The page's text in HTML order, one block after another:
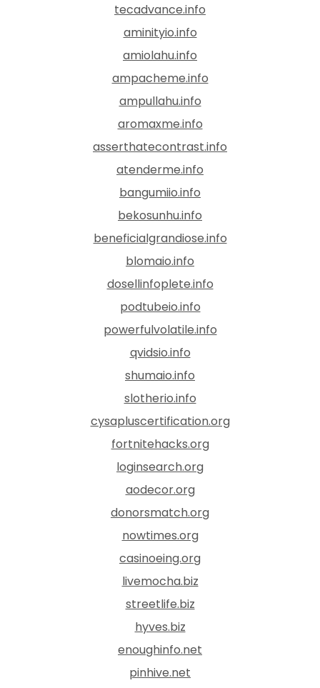
tecadvance.info
aminityio.info
amiolahu.info
ampacheme.info
ampullahu.info
aromaxme.info
asserthatecontrast.info
atenderme.info
bangumiio.info
bekosunhu.info
beneficialgrandiose.info
blomaio.info
dosellinfoplete.info
podtubeio.info
powerfulvolatile.info
qvidsio.info
shumaio.info
slotherio.info
cysapluscertification.org
fortnitehacks.org
loginsearch.org
aodecor.org
donorsmatch.org
nowtimes.org
casinoeing.org
livemocha.biz
streetlife.biz
hyves.biz
enoughinfo.net
pinhive.net